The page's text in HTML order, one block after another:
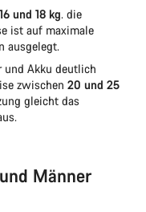
16 und 18 kg. die
ist auf maximale
ausgelegt.
Akku deutlich
zwischen 20 und 25
gleicht das
Männer